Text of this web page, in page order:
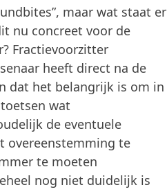
maar wat staat er
nu concreet voor de
Fractievoorzitter
heeft direct na de
dat het belangrijk is om in
wat
de eventuele
overeenstemming te
te moeten
nog niet duidelijk is